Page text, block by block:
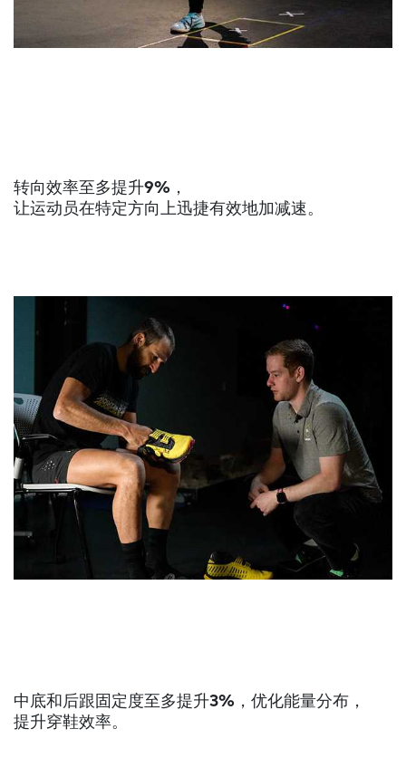
转向效率至多提升9% ，
让运动员在特定方向上迅捷有效地加减速。
中底和后跟固定度至多提升3% ，优化能量分布，
提升穿鞋效率。